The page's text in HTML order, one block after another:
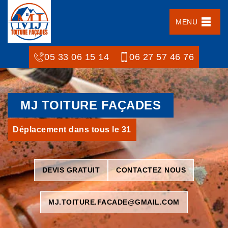
MENU
05 33 06 15 14 06 27 57 46 76
MJ TOITURE FAÇADES
Déplacement dans tous le 31
DEVIS GRATUIT CONTACTEZ NOUS
MJ.TOITURE.FACADE@GMAIL.COM